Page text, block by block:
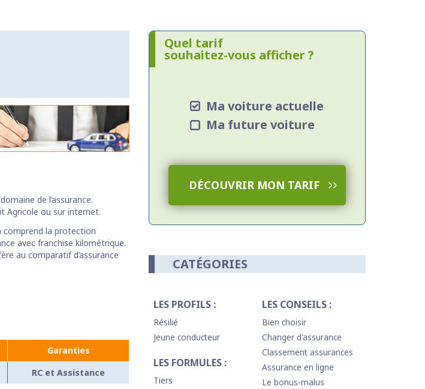
de l’assurance.
Agricole ou sur internet.
comprend la protection
avec franchise kilométrique.
au comparatif d’assurance
Garanties
RC et Assistance
Quel tarif
souhaitez-vous afficher ?
Ma voiture actuelle
Ma future voiture
DÉCOUVRIR MON TARIF
CATÉGORIES
LES PROFILS :
Résilié
Jeune conducteur
LES FORMULES :
Tiers
LES CONSEILS :
Bien choisir
Changer d'assurance
Classement assurances
Assurance en ligne
Le bonus-malus